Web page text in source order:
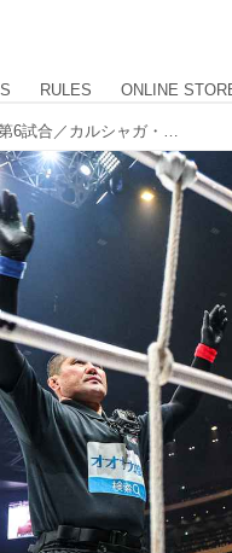
RULES ONLINE